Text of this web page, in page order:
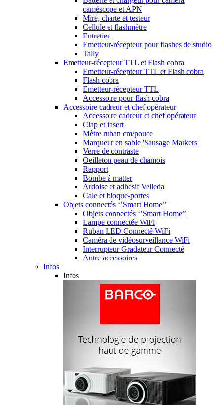
caméscope et APN
Mire, charte et testeur
Cellule et flashmètre
Entretien
Emetteur-récepteur pour flashes de studio
Tally
Emetteur-récepteur TTL et Flash cobra
Emetteur-récepteur TTL et Flash cobra
Flash cobra
Emetteur-récepteur TTL
Accessoire pour flash cobra
Accessoire cadreur et chef opérateur
Accessoire cadreur et chef opérateur
Clap et insert
Mètre ruban cm/pouce
Marqueur en sable 'Sausage Markers'
Verre de contraste
Oeilleton peau de chamois
Rapport
Bombe à matter
Ardoise et adhésif Velleda
Cale et bloque-portes
Objets connectés ‘’Smart Home’’
Objets connectés ‘’Smart Home’’
Lampe connectée WiFi
Ruban LED Connecté WiFi
Caméra de vidéosurveillance WiFi
Interrupteur Gradateur Connecté
Autre accessoires
Infos
Infos